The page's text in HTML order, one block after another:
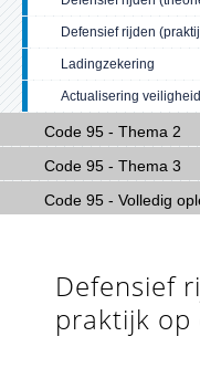
Defensief rijden
Ladingzekering
Actualisering veiligheid
Code 95 - Thema 2
Code 95 - Thema 3
Code 95 - Volledig
Defensief
praktijk op